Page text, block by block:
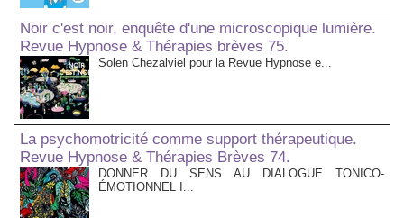
Noir c'est noir, enquête d'une microscopique lumière.
Revue Hypnose & Thérapies brèves 75.
Solen Chezalviel pour la Revue Hypnose e...
La psychomotricité comme support thérapeutique.
Revue Hypnose & Thérapies Brèves 74.
DONNER DU SENS AU DIALOGUE TONICO-
ÉMOTIONNEL I...